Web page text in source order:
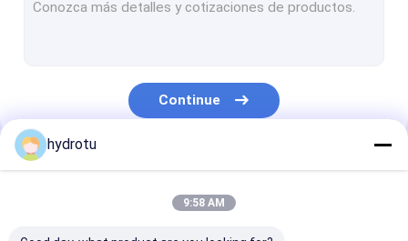
Continue
Nossas Categorias
hydrotu
9:58 AM